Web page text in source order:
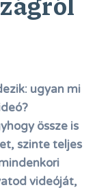
ugyan mi
össze is
szinte teljes
videóját,